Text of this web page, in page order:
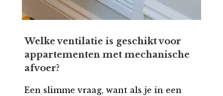
Welke ventilatie is geschikt voor
appartementen met mechanische
afvoer?
Een slimme vraag, want als je in een